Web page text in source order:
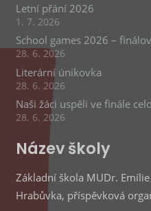
Letní přání 2026
1. 7. 2026
School games 2026 –
28. 6. 2026
Literární únikovka
28. 6. 2026
Naši žáci uspěli ve finále
28. 6. 2026
Název školy
Základní škola MUDr.
Hrabůvka, příspěvková